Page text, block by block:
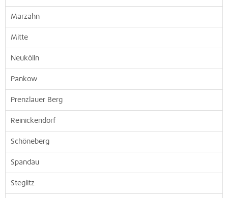
Marzahn
Mitte
Neukölln
Pankow
Prenzlauer Berg
Reinickendorf
Schöneberg
Spandau
Steglitz